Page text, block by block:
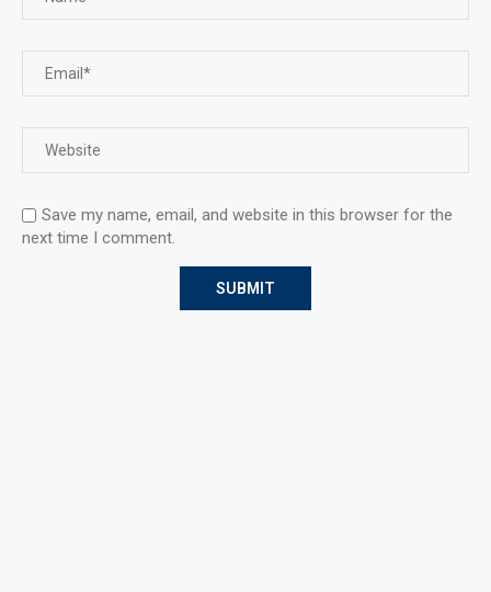
Save my name, email, and website in this browser for the
next time I comment.